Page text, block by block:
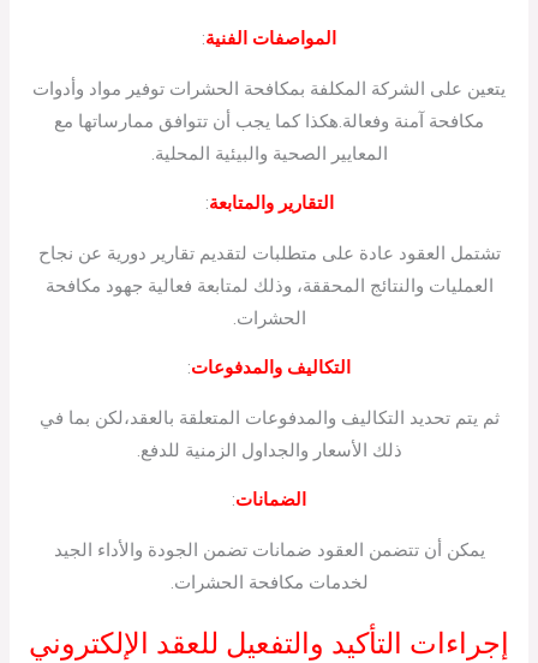
المواصفات الفنية:
يتعين على الشركة المكلفة بمكافحة الحشرات توفير مواد وأدوات
مكافحة آمنة وفعالة.هكذا كما يجب أن تتوافق ممارساتها مع
المعايير الصحية والبيئية المحلية.
التقارير والمتابعة:
تشتمل العقود عادة على متطلبات لتقديم تقارير دورية عن نجاح
العمليات والنتائج المحققة، وذلك لمتابعة فعالية جهود مكافحة
الحشرات.
التكاليف والمدفوعات:
ثم يتم تحديد التكاليف والمدفوعات المتعلقة بالعقد،لكن بما في
ذلك الأسعار والجداول الزمنية للدفع.
الضمانات:
يمكن أن تتضمن العقود ضمانات تضمن الجودة والأداء الجيد
لخدمات مكافحة الحشرات.
إجراءات التأكيد والتفعيل للعقد الإلكتروني